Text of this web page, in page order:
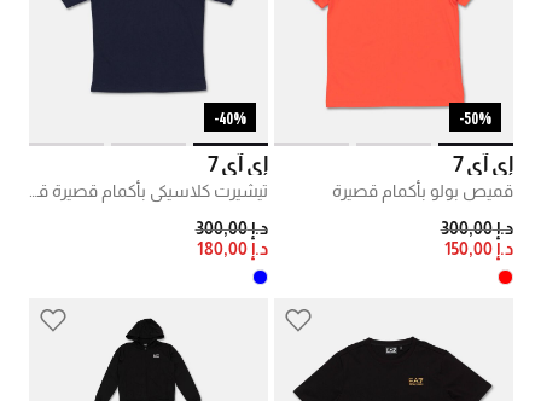
50%-
إي آي 7
قميص بولو بأكمام قصيرة
PRICE REDUCED FROM
د.إ 300,00
TO
د.إ 150,00
40%-
إي آي 7
PRICE REDUCED FROM
د.إ 300,00
د.إ 180,00